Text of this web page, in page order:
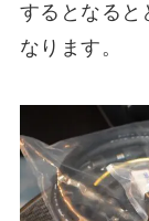
するとなると
なります。